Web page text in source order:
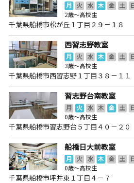
月 火 水 木 金 土
2歳～高校生
千葉県船橋市松が丘１丁目２９－１８
西習志野教室
月 火 水 木 金 土
3歳～高校生
千葉県船橋市西習志野１丁目３８－１
習志野台南教室
月 火 水 木 金 土
0歳～高校生
千葉県船橋市習志野台５丁目４０－２０
船橋日大前教室
月 火 水 木 金 土
0歳～高校生
千葉県船橋市坪井東１丁目４－７